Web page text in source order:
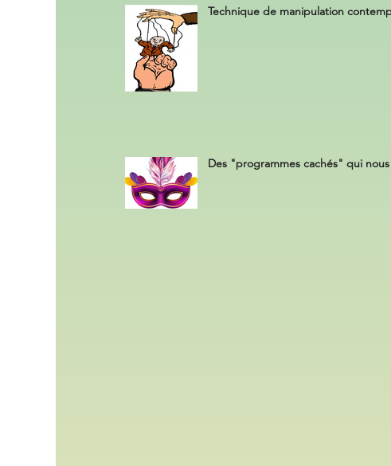
Technique de manipulation
Des "programmes cachés" qui